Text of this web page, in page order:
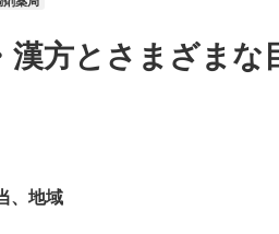
漢方とさまざま
、地域